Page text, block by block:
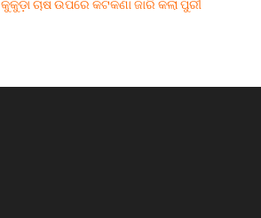
କୁକୁଡ଼ା ଚାଷ ଉପରେ କଟକଣା ଜାରି କଲା ପୁରୀ